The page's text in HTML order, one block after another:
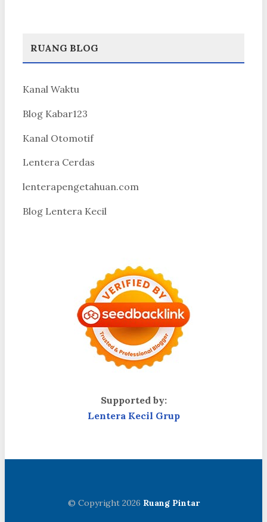
RUANG BLOG
Kanal Waktu
Blog Kabar123
Kanal Otomotif
Lentera Cerdas
lenterapengetahuan.com
Blog Lentera Kecil
Supported by:
Lentera Kecil Grup
© Copyright 2026 Ruang Pintar